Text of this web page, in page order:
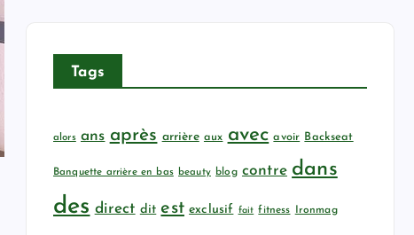
Tags
alors ans après arrière aux avec avoir Backseat
Banquette arrière en bas beauty blog contre dans
des direct dit est exclusif fait fitness Ironmag